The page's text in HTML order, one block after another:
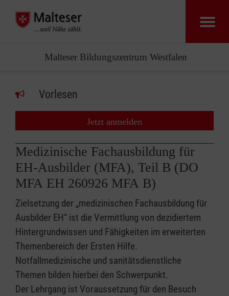
Malteser Bildungszentrum Westfalen
Vorlesen
Jetzt anmelden
Medizinische Fachausbildung für
EH-Ausbilder (MFA), Teil B (DO
MFA EH 260926 MFA B)
Zielsetzung der „medizinischen Fachausbildung für
Ausbilder EH“ ist die Vermittlung von dezidiertem
Hintergrundwissen und Fähigkeiten im erweiterten
Themenbereich der Ersten Hilfe.
Notfallmedizinische und sanitätsdienstliche
Themen bilden hierbei den Schwerpunkt.
Der Lehrgang ist Voraussetzung für den Besuch